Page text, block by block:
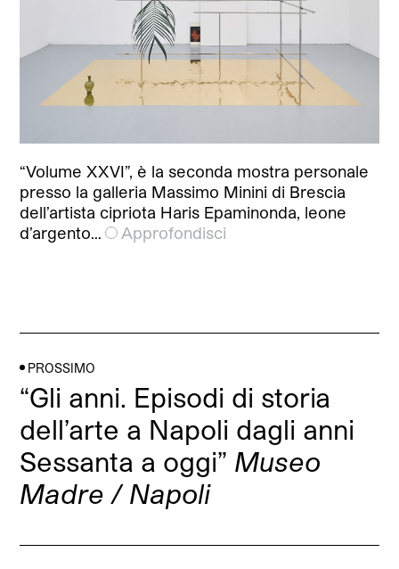
“Volume XXVI”, è la seconda mostra personale
presso la galleria Massimo Minini di Brescia
dell’artista cipriota Haris Epaminonda, leone
d’argento…
Approfondisci
PROSSIMO
“Gli anni. Episodi di storia
dell’arte a Napoli dagli anni
Sessanta a oggi” Museo
Madre / Napoli